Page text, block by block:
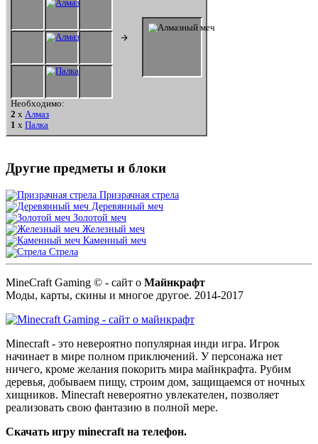
Необходимо:
2xАлмаз
1xПалка
Другие предметы и блоки
Призрачная стрела
Деревянный меч
Золотой меч
Железный меч
Каменный меч
Стрела
MineCraft Gaming © - сайт о Майнкрафт
Моды, карты, скины и многое другое. 2014-2017
Minecraft - это невероятно популярная инди игра. Игрок
начинает в мире полном приключений. У персонажа нет
ничего, кроме желания покорить мира майнкрафта. Рубим
деревья, добываем пищу, строим дом, защищаемся от ночных
хищников. Minecraft невероятно увлекателен, позволяет
реализовать свою фантазию в полной мере.
Cкачать игру minecraft на телефон.